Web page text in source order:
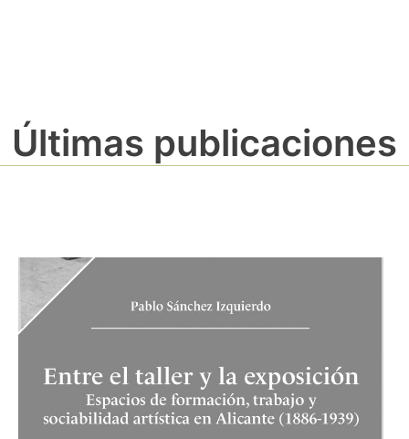
Últimas publicaciones